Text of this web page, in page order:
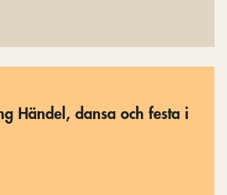
Händel, dansa och festa i